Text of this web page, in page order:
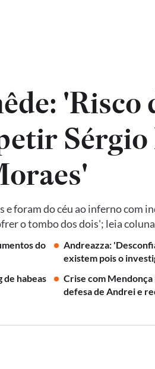
'Risco
e foram do céu ao inferno com
o tombo dos dois'; leia coluna
do
Andreazza:
existem pois o
de habeas
Crise com Mendonça
defesa de Andrei e